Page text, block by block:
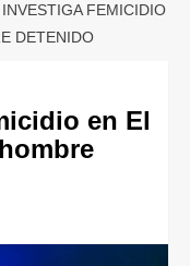
FEMICIDIO
DETENIDO
en El